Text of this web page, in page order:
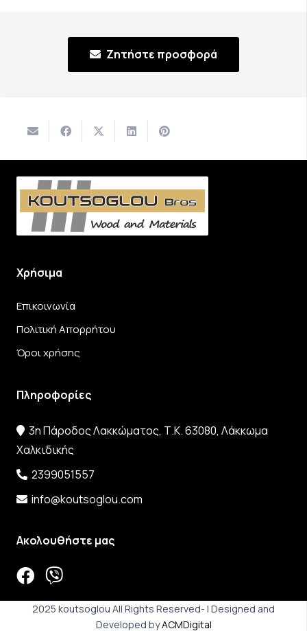
Ζητήστε προσφορά
Χρήσιμα
Επικοινωνία
Πολιτική Απορρήτου
Όροι χρήσης
Πληροφορίες
3η Πάροδος Λακκώματος, Τ.Κ. 63080, Λάκκωμα
Χαλκιδικής
2399051557
info@koutsoglou.com
Ακολουθήστε μας
2025 koutsoglou All Rights Reserved- | Designed and
Developed byACMDigital